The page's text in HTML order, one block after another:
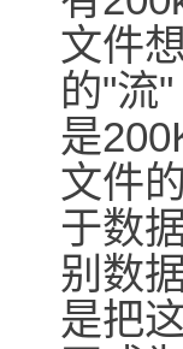
文件
的"流
是
文件
于数
别数
是把